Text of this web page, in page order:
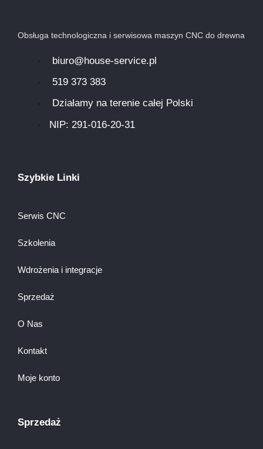
Obsługa technologiczna i serwisowa maszyn CNC do drewna
biuro@house-service.pl
519 373 383
Działamy na terenie całej Polski
NIP: 291-016-20-31​
Szybkie Linki
Serwis CNC
Szkolenia
Wdrożenia i integracje
Sprzedaż
O Nas
Kontakt
Moje konto
Sprzedaż